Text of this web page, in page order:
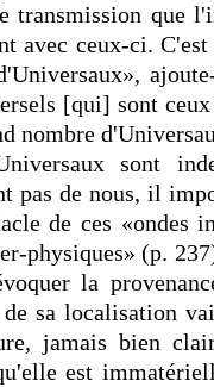
transmission que
avec ceux-ci.
[qui] sont
nombre
sont
pas de nous, il
de ces «ondes
physiques» (p.
la
sa localisation
jamais bien
est